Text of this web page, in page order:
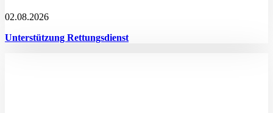
02.08.2026
Unterstützung Rettungsdienst